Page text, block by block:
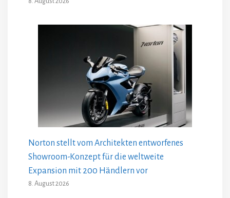
Norton stellt vom Architekten entworfenes
Showroom-Konzept für die weltweite
Expansion mit 200 Händlern vor
8. August 2026